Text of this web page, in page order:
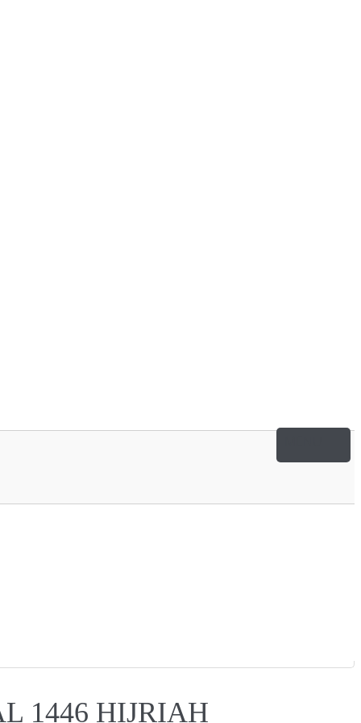
1446 HIJRIAH